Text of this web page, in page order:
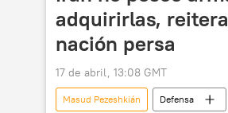
adquirirlas,
nación persa
17 de abril, 13:08 GMT
Masud Pezeshkián Defensa